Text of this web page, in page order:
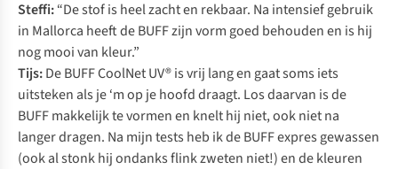
Steffi:“De stof is heel zacht en rekbaar. Na intensief gebruik
in Mallorca heeft de BUFF zijn vorm goed behouden en is hij
nog mooi van kleur.”
Tijs:De BUFF CoolNet UV® is vrij lang en gaat soms iets
uitsteken als je ‘m op je hoofd draagt. Los daarvan is de
BUFF makkelijk te vormen en knelt hij niet, ook niet na
langer dragen. Na mijn tests heb ik de BUFF expres gewassen
(ook al stonk hij ondanks flink zweten niet!) en de kleuren